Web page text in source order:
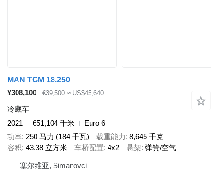
MAN TGM 18.250
¥308,100
€39,500 ≈ US$45,640
冷藏车
2021
651,104 千米
Euro 6
功率 250 马力 (184 千瓦) 载重能力 8,645 千克
容积 43.38 立方米 车桥配置 4x2 悬架 弹簧/空气
塞尔维亚, Simanovci